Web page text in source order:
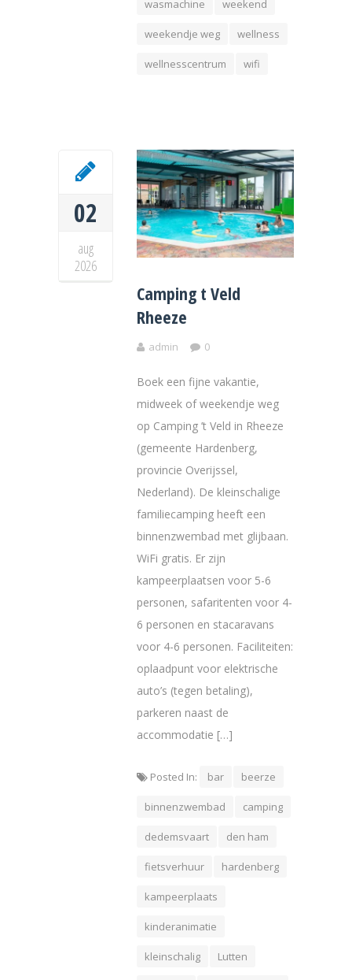
wasmachine weekend
weekendje weg wellness
wellnesscentrum wifi
02
aug
2026
Camping t Veld
Rheeze
admin 0
Boek een fijne vakantie,
midweek of weekendje weg
op Camping ’t Veld in Rheeze
(gemeente Hardenberg,
provincie Overijssel,
Nederland). De kleinschalige
familiecamping heeft een
binnenzwembad met glijbaan.
WiFi gratis. Er zijn
kampeerplaatsen voor 5-6
personen, safaritenten voor 4-
6 personen en stacaravans
voor 4-6 personen. Faciliteiten:
oplaadpunt voor elektrische
auto’s (tegen betaling),
parkeren naast de
accommodatie […]
Posted In: bar beerze
binnenzwembad camping
dedemsvaart den ham
fietsverhuur hardenberg
kampeerplaats
kinderanimatie
kleinschalig Lutten